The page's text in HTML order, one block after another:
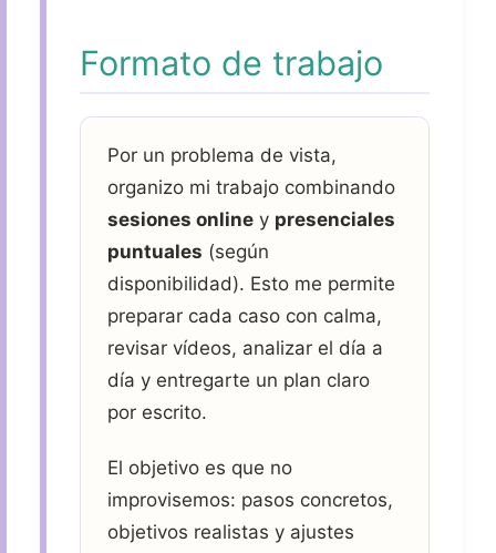
Formato de trabajo
Por un problema de vista,
organizo mi trabajo combinando
sesiones online y presenciales
puntuales (según
disponibilidad). Esto me permite
preparar cada caso con calma,
revisar vídeos, analizar el día a
día y entregarte un plan claro
por escrito.
El objetivo es que no
improvisemos: pasos concretos,
objetivos realistas y ajustes